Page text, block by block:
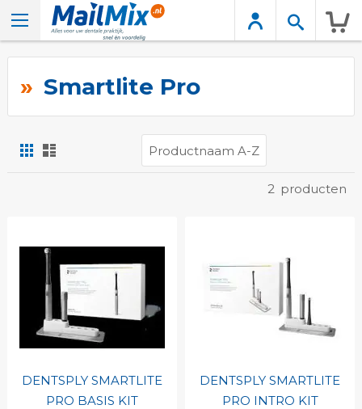
Smartlite Pro
Foto-
tabel
2 producten
DENTSPLY SMARTLITE
PRO BASIS KIT
DENTSPLY SMARTLITE
PRO INTRO KIT